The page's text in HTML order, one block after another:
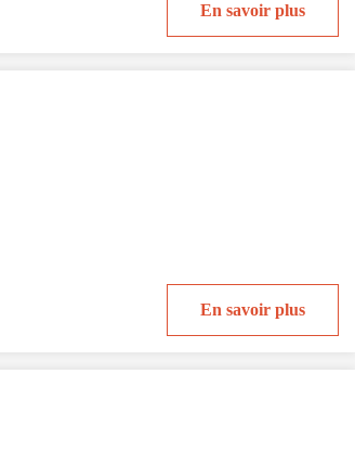
En savoir plus
En savoir plus